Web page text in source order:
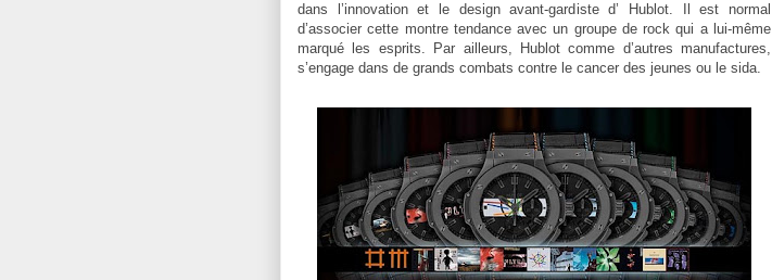
dans l’innovation et le design avant-gardiste d’ Hublot. Il est normal
d’associer cette montre tendance avec un groupe de rock qui a lui-même
marqué les esprits. Par ailleurs, Hublot comme d’autres manufactures,
s’engage dans de grands combats contre le cancer des jeunes ou le sida.